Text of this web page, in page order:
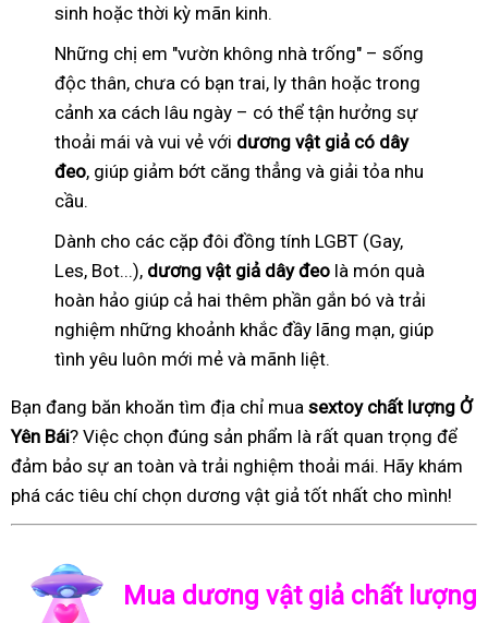
sinh hoặc thời kỳ mãn kinh.
Những chị em "vườn không nhà trống" – sống
độc thân, chưa có bạn trai, ly thân hoặc trong
cảnh xa cách lâu ngày – có thể tận hưởng sự
thoải mái và vui vẻ với dương vật giả có dây
đeo, giúp giảm bớt căng thẳng và giải tỏa nhu
cầu.
Dành cho các cặp đôi đồng tính LGBT (Gay,
Les, Bot...), dương vật giả dây đeo là món quà
hoàn hảo giúp cả hai thêm phần gắn bó và trải
nghiệm những khoảnh khắc đầy lãng mạn, giúp
tình yêu luôn mới mẻ và mãnh liệt.
Bạn đang băn khoăn tìm địa chỉ mua sextoy chất lượng Ở
Yên Bái? Việc chọn đúng sản phẩm là rất quan trọng để
đảm bảo sự an toàn và trải nghiệm thoải mái. Hãy khám
phá các tiêu chí chọn dương vật giả tốt nhất cho mình!
Mua dương vật giả chất lượng